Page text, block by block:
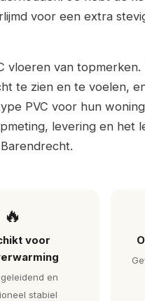
voor een extra
vloeren van topmerken.
te zien en te voelen,
PVC voor hun
levering en het
🔥
voor
en
stabiel